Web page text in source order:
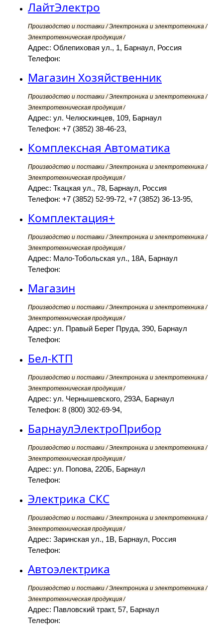
ЛайтЭлектро
Производство и поставки / Электроника и электротехника /
Электротехническая продукция /
Адрес: Облепиховая ул., 1, Барнаул, Россия
Телефон:
Магазин Хозяйственник
Производство и поставки / Электроника и электротехника /
Электротехническая продукция /
Адрес: ул. Челюскинцев, 109, Барнаул
Телефон: +7 (3852) 38-46-23,
Комплексная Автоматика
Производство и поставки / Электроника и электротехника /
Электротехническая продукция /
Адрес: Ткацкая ул., 78, Барнаул, Россия
Телефон: +7 (3852) 52-99-72, +7 (3852) 36-13-95,
Комплектация+
Производство и поставки / Электроника и электротехника /
Электротехническая продукция /
Адрес: Мало-Тобольская ул., 18А, Барнаул
Телефон:
Магазин
Производство и поставки / Электроника и электротехника /
Электротехническая продукция /
Адрес: ул. Правый Берег Пруда, 390, Барнаул
Телефон:
Бел-КТП
Производство и поставки / Электроника и электротехника /
Электротехническая продукция /
Адрес: ул. Чернышевского, 293А, Барнаул
Телефон: 8 (800) 302-69-94,
БарнаулЭлектроПрибор
Производство и поставки / Электроника и электротехника /
Электротехническая продукция /
Адрес: ул. Попова, 220Б, Барнаул
Телефон:
Электрика СКС
Производство и поставки / Электроника и электротехника /
Электротехническая продукция /
Адрес: Заринская ул., 1В, Барнаул, Россия
Телефон:
Автоэлектрика
Производство и поставки / Электроника и электротехника /
Электротехническая продукция /
Адрес: Павловский тракт, 57, Барнаул
Телефон: